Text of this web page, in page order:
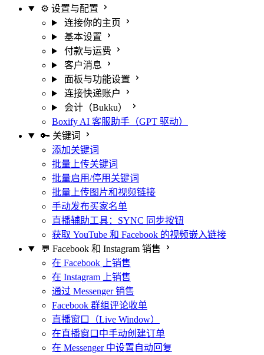
⚙️ 设置与配置
连接你的主页
基本设置
付款与运费
客户消息
面板与功能设置
连接快递账户
会计（Bukku）
Boxify AI 客服助手（GPT 驱动）
🔑 关键词
添加关键词
批量上传关键词
批量启用/停用关键词
批量上传图片和视频链接
手动发布买家名单
直播辅助工具：SYNC 同步按钮
获取 YouTube 和 Facebook 的视频嵌入链接
💬 Facebook 和 Instagram 销售
在 Facebook 上销售
在 Instagram 上销售
通过 Messenger 销售
Facebook 群组评论收单
直播窗口（Live Window）
在直播窗口中手动创建订单
在 Messenger 中设置自动回复